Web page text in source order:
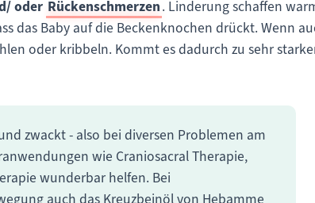
oder Rückenschmerzen. Linderung schaffen
das Baby auf die Beckenknochen drückt. Wenn
oder kribbeln. Kommt es dadurch zu sehr
zwackt - also bei diversen Problemen am
wie Craniosacral Therapie,
wunderbar helfen. Bei
auch das Kreuzbeinöl von Hebamme